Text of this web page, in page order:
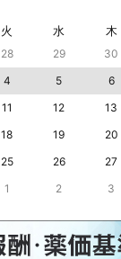
火 水 木
28 29 30
4 5 6
11 12 13
18 19 20
25 26 27
1 2 3